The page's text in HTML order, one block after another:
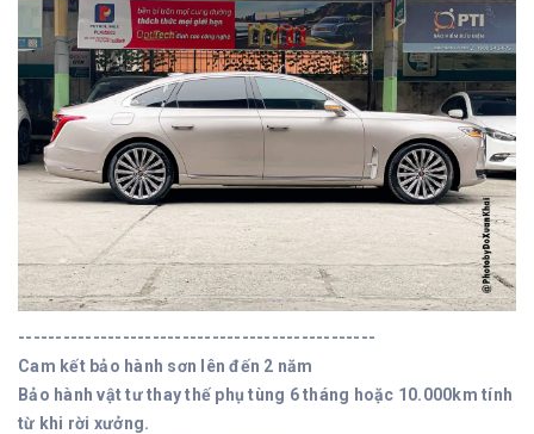
------------------------------------------------
Cam kết bảo hành sơn lên đến 2 năm
Bảo hành vật tư thay thế phụ tùng 6 tháng hoặc 10.000km tính
từ khi rời xưởng.